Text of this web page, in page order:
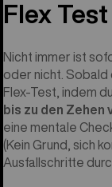
Flex Test
Nicht immer ist
oder nicht. Sobald
Flex-Test, indem
bis zu den Zehen
eine mentale
(Kein Grund, sich
Ausfallschritte